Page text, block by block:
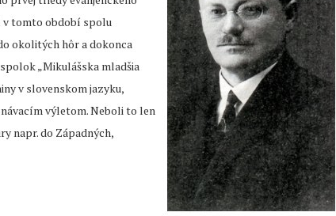
v tomto období spolu
okolitých hôr a dokonca
„Mikulášska mladšia
v slovenskom jazyku,
výletom. Neboli to len
napr. do Západných,